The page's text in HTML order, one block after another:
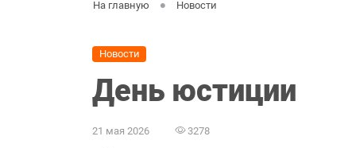
На главную Новости
Новости
День юстиции
21 мая 2026 3278